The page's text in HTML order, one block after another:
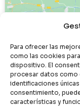
Para ofrecer las
como las cookies
dispositivo. El
procesar datos como
identificaciones
consentimiento,
características y
Haz